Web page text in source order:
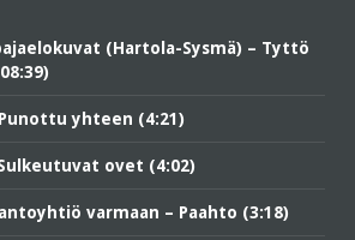
(Hartola-Sysmä) – Tyttö
yhteen (4:21)
ovet (4:02)
varmaan – Paahto (3:18)